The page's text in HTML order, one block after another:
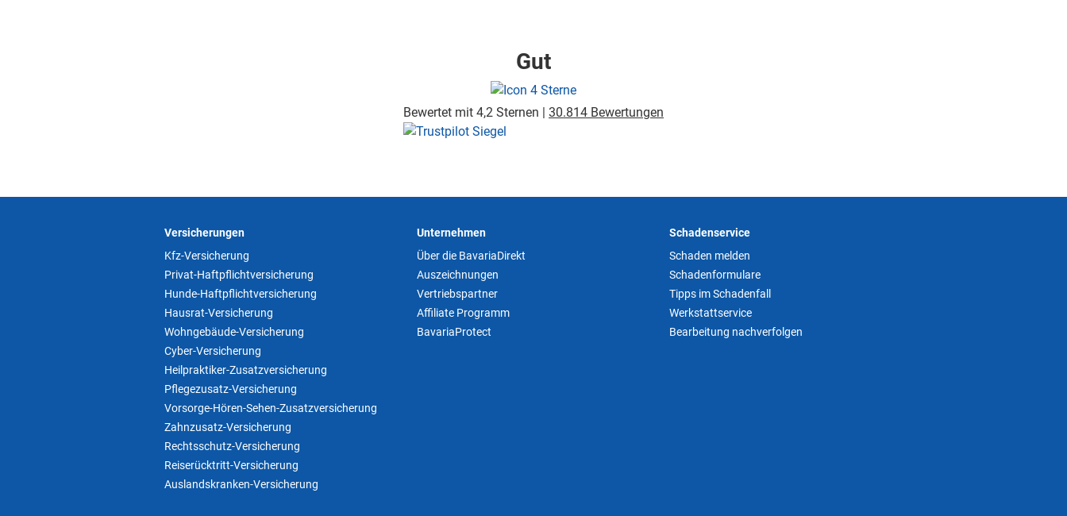
Gut
Bewertet mit 4,2 Sternen | 30.814 Bewertungen
Versicherungen
Kfz-Versicherung
Privat-Haftpflichtversicherung
Hunde-Haftpflichtversicherung
Hausrat-Versicherung
Wohngebäude-Versicherung
Cyber-Versicherung
Heilpraktiker-Zusatzversicherung
Pflegezusatz-Versicherung
Vorsorge-Hören-Sehen-Zusatzversicherung
Zahnzusatz-Versicherung
Rechtsschutz-Versicherung
Reiserücktritt-Versicherung
Auslandskranken-Versicherung
Unternehmen
Über die BavariaDirekt
Auszeichnungen
Vertriebspartner
Affiliate Programm
BavariaProtect
Schadenservice
Schaden melden
Schadenformulare
Tipps im Schadenfall
Werkstattservice
Bearbeitung nachverfolgen